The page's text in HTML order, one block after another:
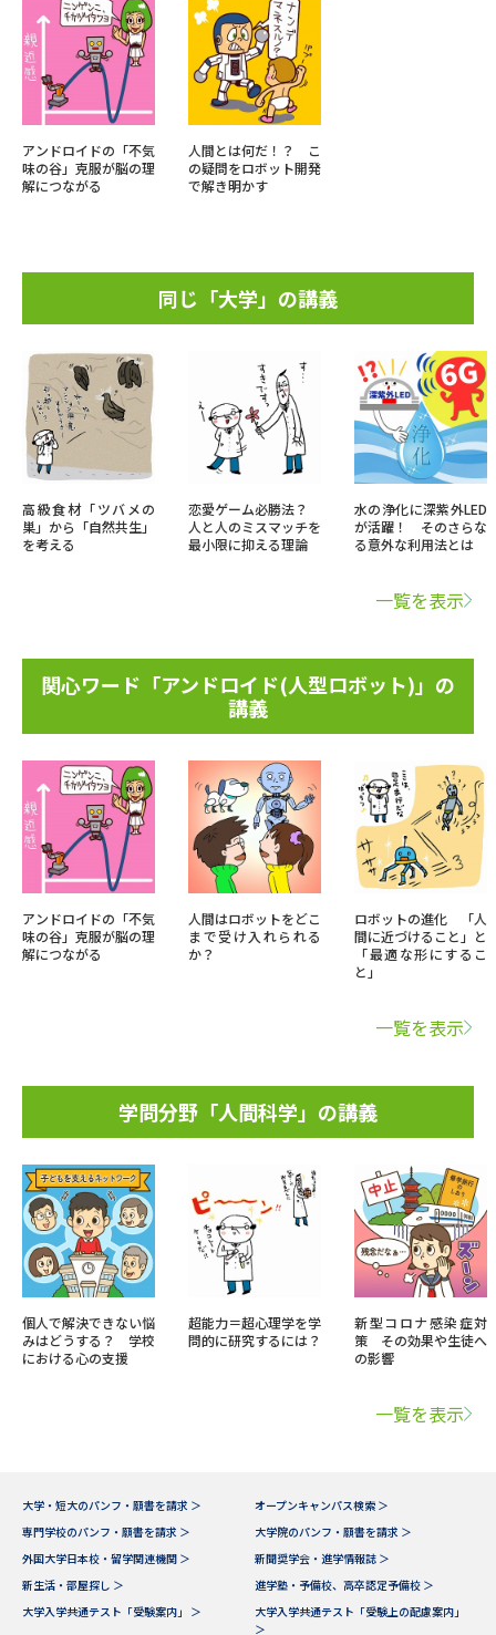
アンドロイドの「不気
味の谷」克服が脳の理
解につながる
人間とは何だ！？ こ
の疑問をロボット開発
で解き明かす
同じ「大学」の講義
高級食材「ツバメの
巣」から「自然共生」
を考える
恋愛ゲーム必勝法？
人と人のミスマッチを
最小限に抑える理論
水の浄化に深紫外LED
が活躍！ そのさらな
る意外な利用法とは
一覧を表示
関心ワード「アンドロイド(人型ロボット)」の
講義
アンドロイドの「不気
味の谷」克服が脳の理
解につながる
人間はロボットをどこ
まで受け入れられる
か？
ロボットの進化 「人
間に近づけること」と
「最適な形にするこ
と」
一覧を表示
学問分野「人間科学」の講義
個人で解決できない悩
みはどうする？ 学校
における心の支援
超能力＝超心理学を学
問的に研究するには？
新型コロナ感染症対
策 その効果や生徒へ
の影響
一覧を表示
大学・短大のパンフ・願書を請求 ＞
オープンキャンパス検索 ＞
専門学校のパンフ・願書を請求 ＞
大学院のパンフ・願書を請求 ＞
外国大学日本校・留学関連機関 ＞
新聞奨学会・進学情報誌 ＞
新生活・部屋探し ＞
進学塾・予備校、高卒認定予備校 ＞
大学入学共通テスト「受験案内」 ＞
大学入学共通テスト「受験上の配慮案内」
＞